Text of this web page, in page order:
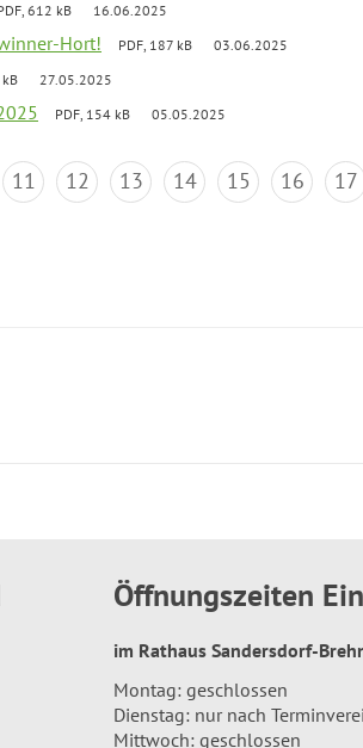
612 kB 16.06.2025
Hort! PDF, 187 kB 03.06.2025
27.05.2025
PDF, 154 kB 05.05.2025
11 12 13 14 15 16 17
Öffnungszeiten
im Rathaus Sandersdorf-
Montag: geschlossen
Dienstag: nur nach
Mittwoch: geschlossen